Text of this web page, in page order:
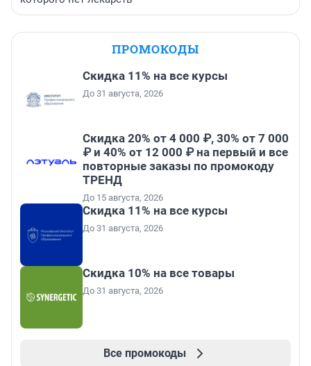
ПРОМОКОДЫ
Скидка 11% на все курсы
До 31 августа, 2026
Скидка 20% от 4 000 ₽, 30% от 7 000
₽ и 40% от 12 000 ₽ на первый и все
повторные заказы по промокоду
ТРЕНД
До 15 августа, 2026
Скидка 11% на все курсы
До 31 августа, 2026
Скидка 10% на все товары
До 31 августа, 2026
Все промокоды